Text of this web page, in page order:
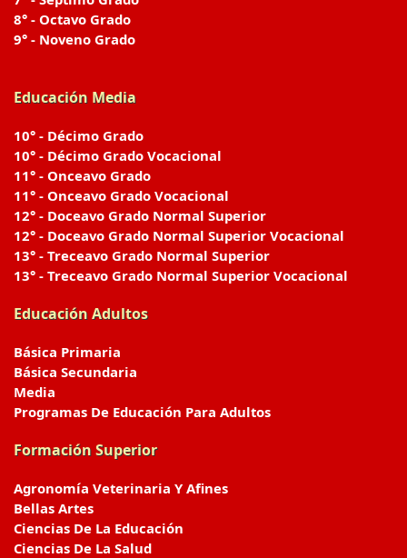
8° - Octavo Grado
9° - Noveno Grado
Educación Media
10° - Décimo Grado
10° - Décimo Grado Vocacional
11° - Onceavo Grado
11° - Onceavo Grado Vocacional
12° - Doceavo Grado Normal Superior
12° - Doceavo Grado Normal Superior Vocacional
13° - Treceavo Grado Normal Superior
13° - Treceavo Grado Normal Superior Vocacional
Educación Adultos
Básica Primaria
Básica Secundaria
Media
Programas De Educación Para Adultos
Formación Superior
Agronomía Veterinaria Y Afines
Bellas Artes
Ciencias De La Educación
Ciencias De La Salud